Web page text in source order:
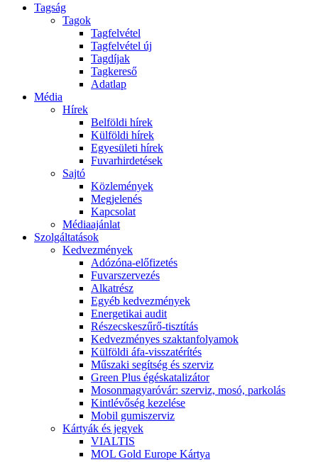
Tagság
Tagok
Tagfelvétel
Tagfelvétel új
Tagdíjak
Tagkereső
Adatlap
Média
Hírek
Belföldi hírek
Külföldi hírek
Egyesületi hírek
Fuvarhirdetések
Sajtó
Közlemények
Megjelenés
Kapcsolat
Médiaajánlat
Szolgáltatások
Kedvezmények
Adózóna-előfizetés
Fuvarszervezés
Alkatrész
Egyéb kedvezmények
Energetikai audit
Részecskeszűrő-tisztítás
Kedvezményes szaktanfolyamok
Külföldi áfa-visszatérítés
Műszaki segítség és szerviz
Green Plus égéskatalizátor
Mosonmagyaróvár: szerviz, mosó, parkolás
Kintlévőség kezelése
Mobil gumiszerviz
Kártyák és jegyek
VIALTIS
MOL Gold Europe Kártya